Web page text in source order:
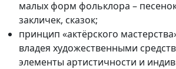
малых форм фольклора –
закличек, сказок;
принцип «актёрского
владея художественными
элементы артистичности и